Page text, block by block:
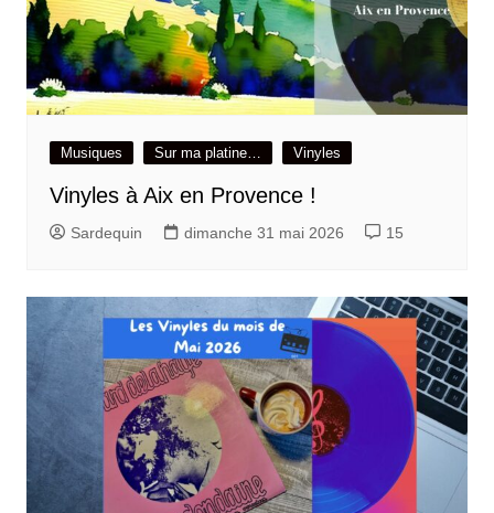
Musiques Sur ma platine… Vinyles
Vinyles à Aix en Provence !
Sardequin dimanche 31 mai 2026 15